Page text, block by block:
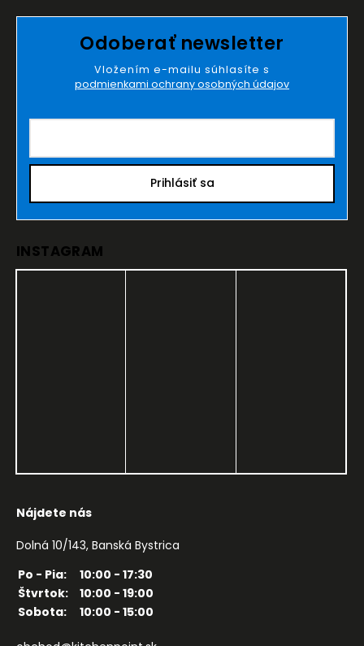
Odoberať newsletter
Vložením e-mailu súhlasíte s
podmienkami ochrany osobných údajov
Prihlásiť sa
INSTAGRAM
Nájdete nás
Dolná 10/143, Banská Bystrica
Po - Pia:
10:00 - 17:30
Štvrtok:
10:00 - 19:00
Sobota:
10:00 - 15:00